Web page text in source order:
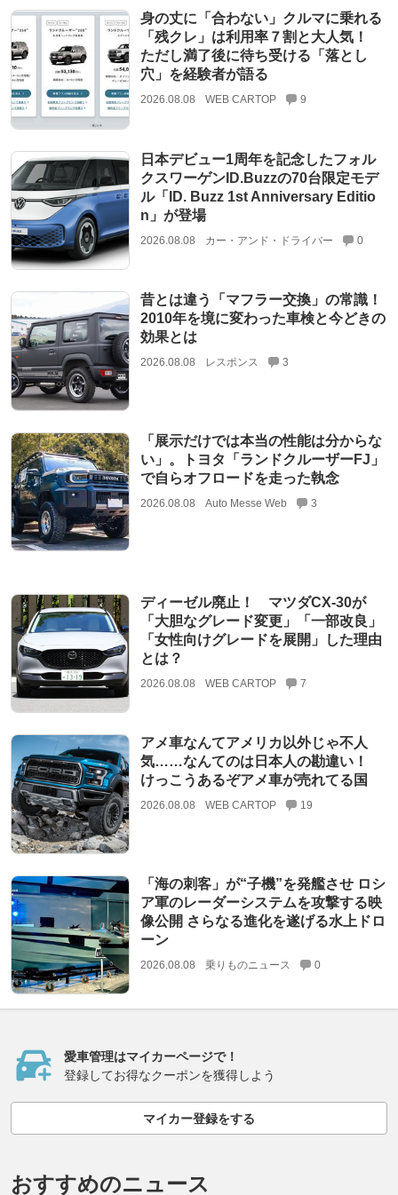
身の丈に「合わない」クルマに乗れる
「残クレ」は利用率７割と大人気！
ただし満了後に待ち受ける「落とし
穴」を経験者が語る
2026.08.08 WEB CARTOP 9
日本デビュー1周年を記念したフォル
クスワーゲンID.Buzzの70台限定モデ
ル「ID. Buzz 1st Anniversary Editio
n」が登場
2026.08.08 カー・アンド・ドライバー 0
昔とは違う「マフラー交換」の常識！
2010年を境に変わった車検と今どきの
効果とは
2026.08.08 レスポンス 3
「展示だけでは本当の性能は分からな
い」。トヨタ「ランドクルーザーFJ」
で自らオフロードを走った執念
2026.08.08 Auto Messe Web 3
ディーゼル廃止！ マツダCX-30が
「大胆なグレード変更」「一部改良」
「女性向けグレードを展開」した理由
とは？
2026.08.08 WEB CARTOP 7
アメ車なんてアメリカ以外じゃ不人
気……なんてのは日本人の勘違い！
けっこうあるぞアメ車が売れてる国
2026.08.08 WEB CARTOP 19
「海の刺客」が“子機”を発艦させ ロシ
ア軍のレーダーシステムを攻撃する映
像公開 さらなる進化を遂げる水上ドロ
ーン
2026.08.08 乗りものニュース 0
愛車管理はマイカーページで！
登録してお得なクーポンを獲得しよう
マイカー登録をする
おすすめのニュース